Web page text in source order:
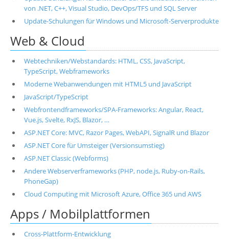
von .NET, C++, Visual Studio, DevOps/TFS und SQL Server
Update-Schulungen für Windows und Microsoft-Serverprodukte
Web & Cloud
Webtechniken/Webstandards: HTML, CSS, JavaScript,
TypeScript, Webframeworks
Moderne Webanwendungen mit HTML5 und JavaScript
JavaScript/TypeScript
Webfrontendframeworks/SPA-Frameworks: Angular, React,
Vue.js, Svelte, RxJS, Blazor, …
ASP.NET Core: MVC, Razor Pages, WebAPI, SignalR und Blazor
ASP.NET Core für Umsteiger (Versionsumstieg)
ASP.NET Classic (Webforms)
Andere Webserverframeworks (PHP, node.js, Ruby-on-Rails,
PhoneGap)
Cloud Computing mit Microsoft Azure, Office 365 und AWS
Apps / Mobilplattformen
Cross-Plattform-Entwicklung